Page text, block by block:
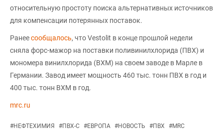
относительную простоту поиска альтернативных источников
для компенсации потерянных поставок.
Ранеесообщалось, что Vestolit в конце прошлой недели
сняла форс-мажор на поставки поливинилхлорида (ПВХ) и
мономера винилхлорида (ВХМ) на своем заводе в Марле в
Германии. Завод имеет мощность 460 тыс. тонн ПВХ в год и
400 тыс. тонн ВХМ в год.
mrc.ru
#НЕФТЕХИМИЯ #ПВХ-С #ЕВРОПА #НОВОСТЬ #ПВХ #MRC